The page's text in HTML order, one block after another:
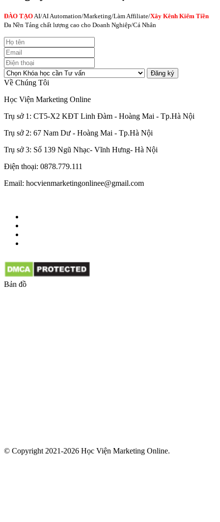
ĐÀO TẠO AI/AI Automation/Marketing/Làm Affiliate/Xây Kênh Kiếm Tiền
Đa Nền Tảng chất lượng cao cho Doanh Nghiệp/Cá Nhân
Đăng ký
Về Chúng Tôi
Học Viện Marketing Online
Trụ sở 1: CT5-X2 KĐT Linh Đàm - Hoàng Mai - Tp.Hà Nội
Trụ sở 2: 67 Nam Dư - Hoàng Mai - Tp.Hà Nội
Trụ sở 3: Số 139 Ngũ Nhạc- Vĩnh Hưng- Hà Nội
Điện thoại: 0878.779.111
Email: hocvienmarketingonlinee@gmail.com
Bản đồ
© Copyright 2021-2026 Học Viện Marketing Online.